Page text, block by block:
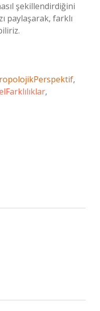
şekillendirdiğini
paylaşarak, farklı
,
,